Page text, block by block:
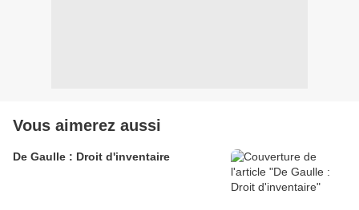
Vous aimerez aussi
De Gaulle : Droit d'inventaire